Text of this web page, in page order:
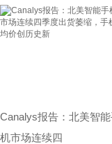
Canalys报告：北美智
机市场连续四